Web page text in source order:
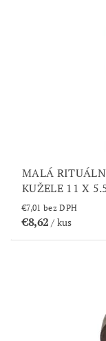
MALÁ
KUŽELE 11 X
€7,01 bez DPH
€8,62/ kus